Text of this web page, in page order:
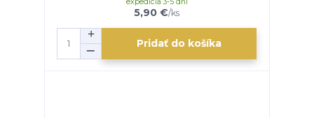
5,90 €/ks
Pridať do košíka